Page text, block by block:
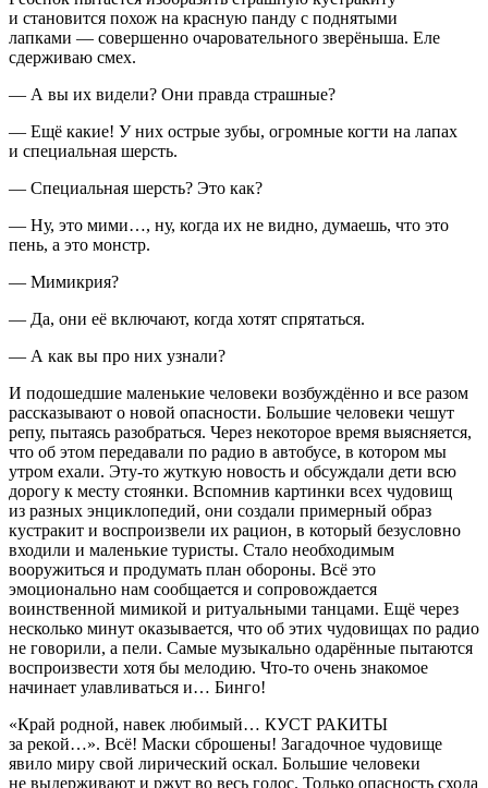
и становится похож на красную панду с поднятыми
лапками — совершенно очаровательного зверёныша. Еле
сдерживаю смех.
— А вы их видели? Они правда страшные?
— Ещё какие! У них острые зубы, огромные когти на лапах
и специальная шерсть.
— Специальная шерсть? Это как?
— Ну, это мими…, ну, когда их не видно, думаешь, что это
пень, а это монстр.
— Мимикрия?
— Да, они её включают, когда хотят спрятаться.
— А как вы про них узнали?
И подошедшие маленькие человеки возбуждённо и все разом
рассказывают о новой опасности. Большие человеки чешут
репу, пытаясь разобраться. Через некоторое время выясняется,
что об этом передавали по радио в автобусе, в котором мы
утром ехали. Эту-то жуткую новость и обсуждали дети всю
дорогу к месту стоянки. Вспомнив картинки всех чудовищ
из разных энциклопедий, они создали примерный образ
кустракит и воспроизвели их рацион, в который безусловно
входили и маленькие туристы. Стало необходимым
вооружиться и продумать план обороны. Всё это
эмоционально нам сообщается и сопровождается
воинственной мимикой и ритуальными танцами. Ещё через
несколько минут оказывается, что об этих чудовищах по радио
не говорили, а пели. Самые музыкально одарённые пытаются
воспроизвести хотя бы мелодию. Что-то очень знакомое
начинает улавливаться и… Бинго!
«Край родной, навек любимый… КУСТ РАКИТЫ
за рекой…». Всё! Маски сброшены! Загадочное чудовище
явило миру свой лирический оскал. Большие человеки
не выдерживают и ржут во весь голос. Только опасность схода